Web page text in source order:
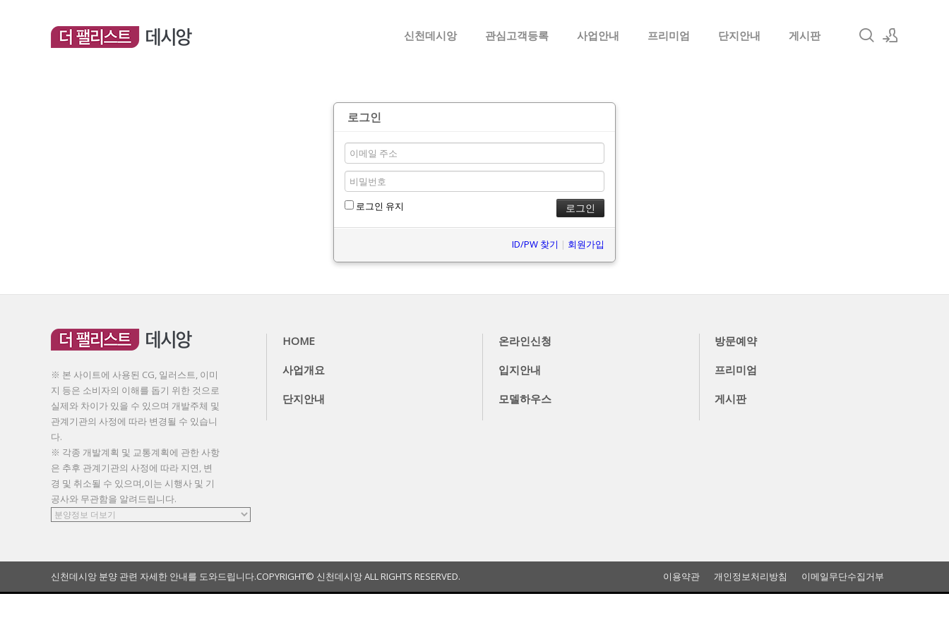
신천데시앙 관심고객등록 사업안내 프리미엄 단지안내 게시판
로그인
로그인 유지
ID/PW 찾기 | 회원가입
※ 본 사이트에 사용된 CG, 일러스트, 이미
지 등은 소비자의 이해를 돕기 위한 것으로
실제와 차이가 있을 수 있으며 개발주체 및
관계기관의 사정에 따라 변경될 수 있습니
다.
※ 각종 개발계획 및 교통계획에 관한 사항
은 추후 관계기관의 사정에 따라 지연, 변
경 및 취소될 수 있으며,이는 시행사 및 기
공사와 무관함을 알려드립니다.
HOME 온라인신청 방문예약
사업개요 입지안내 프리미엄
단지안내 모델하우스 게시판
신천데시앙 분양 관련 자세한 안내를 도와드립니다. 이메일무단수집거부
개인정보처리방침
이용약관
COPYRIGHT© 신천데시앙 ALL RIGHTS RESERVED.